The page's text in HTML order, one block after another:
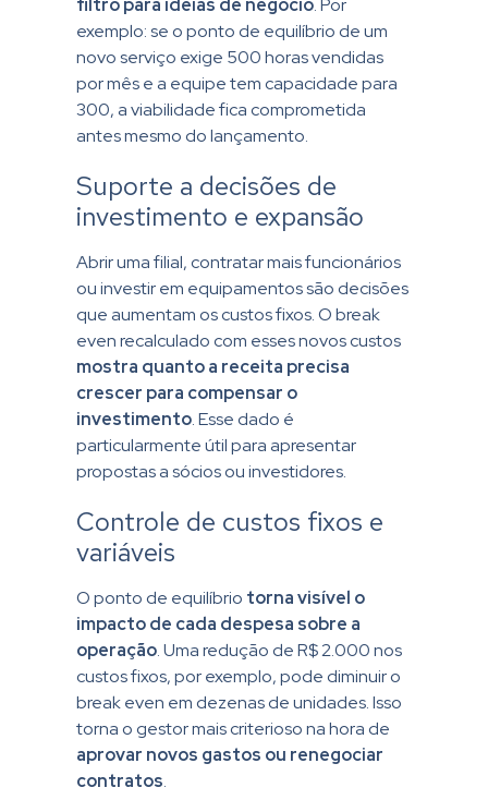
filtro para ideias de negócio. Por
exemplo: se o ponto de equilíbrio de um
novo serviço exige 500 horas vendidas
por mês e a equipe tem capacidade para
300, a viabilidade fica comprometida
antes mesmo do lançamento.
Suporte a decisões de
investimento e expansão
Abrir uma filial, contratar mais funcionários
ou investir em equipamentos são decisões
que aumentam os custos fixos. O break
even recalculado com esses novos custos
mostra quanto a receita precisa
crescer para compensar o
investimento. Esse dado é
particularmente útil para apresentar
propostas a sócios ou investidores.
Controle de custos fixos e
variáveis
O ponto de equilíbrio torna visível o
impacto de cada despesa sobre a
operação. Uma redução de R$ 2.000 nos
custos fixos, por exemplo, pode diminuir o
break even em dezenas de unidades. Isso
torna o gestor mais criterioso na hora de
aprovar novos gastos ou renegociar
contratos.